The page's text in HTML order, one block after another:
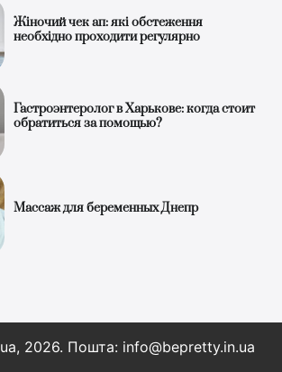
Жіночий чек ап: які обстеження
необхідно проходити регулярно
Гастроэнтеролог в Харькове: когда стоит
обратиться за помощью?
Массаж для беременных Днепр
2026. Пошта: info@bepretty.in.ua